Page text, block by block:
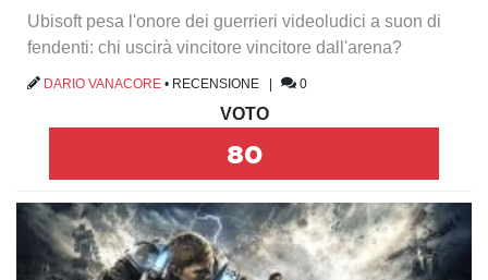
Ubisoft pesa l'onore dei guerrieri videoludici a suon di
fendenti: chi uscirà vincitore vincitore dall'arena?
DARIO VANACORE • RECENSIONE | 0
VOTO
80